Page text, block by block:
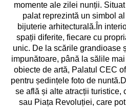
momente ale zilei nunții.
palat reprezintă un simbol
bijuterie arhitecturală.În
spații diferite, fiecare cu
unic. De la scările grandioase
impunătoare, până la sălile
obiecte de artă, Palatul CEC
pentru ședințele foto de
se află și alte atracții turistice,
sau Piața Revoluției, care